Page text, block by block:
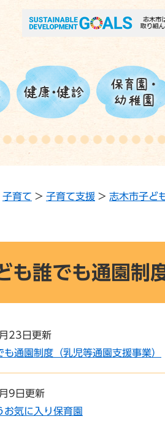
子育て > 子育て支援 > 志木市子ど
も誰でも通園制
23日更新
も通園制度（乳児等通園支援事業）
9日更新
お気に入り保育園